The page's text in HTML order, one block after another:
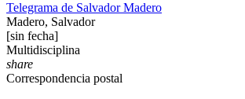
Telegrama de Salvador Madero
Madero, Salvador
[sin fecha]
Multidisciplina
share
Correspondencia postal